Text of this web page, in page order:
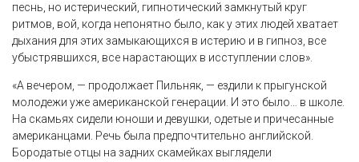
песнь, но истерический, гипнотический замкнутый круг
ритмов, вой, когда непонятно было, как у этих людей хватает
дыхания для этих замыкающихся в истерию и в гипноз, все
убыстрявшихся, все нарастающих в исступлении слов».
«А вечером, — продолжает Пильняк, — ездили к прыгунской
молодежи уже американской генерации. И это было… в школе.
На скамьях сидели юноши и девушки, одетые и причесанные
американцами. Речь была предпочтительно английской.
Бородатые отцы на задних скамейках выглядели